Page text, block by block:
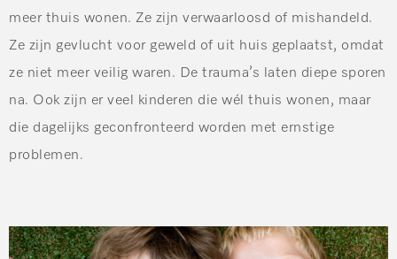
meer thuis wonen. Ze zijn verwaarloosd of mishandeld.
Ze zijn gevlucht voor geweld of uit huis geplaatst, omdat
ze niet meer veilig waren. De trauma’s laten diepe sporen
na. Ook zijn er veel kinderen die wél thuis wonen, maar
die dagelijks geconfronteerd worden met ernstige
problemen.